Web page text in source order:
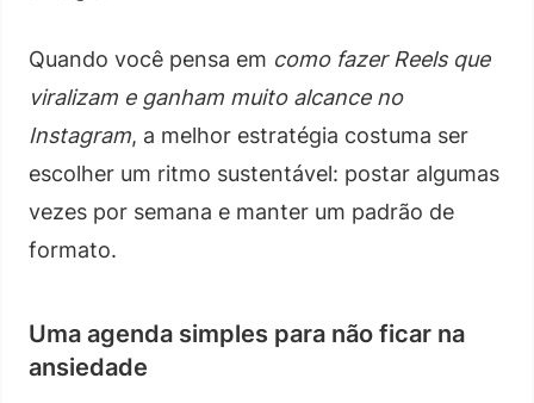
Quando você pensa em como fazer Reels que
viralizam e ganham muito alcance no
Instagram, a melhor estratégia costuma ser
escolher um ritmo sustentável: postar algumas
vezes por semana e manter um padrão de
formato.
Uma agenda simples para não ficar na
ansiedade